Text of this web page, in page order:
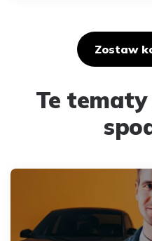
Zostaw
Te tematy